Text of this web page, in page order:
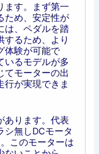
ます。まず第一
ため、安定性が
は、ペダルを踏
するため、より
体験が可能で
いるモデルが多
てモーターの出
行が実現できま
あります。代表
シ無しDCモータ
このモーターは